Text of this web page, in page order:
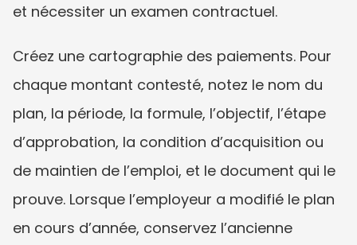
et nécessiter un examen contractuel.
Créez une cartographie des paiements. Pour
chaque montant contesté, notez le nom du
plan, la période, la formule, l’objectif, l’étape
d’approbation, la condition d’acquisition ou
de maintien de l’emploi, et le document qui le
prouve. Lorsque l’employeur a modifié le plan
en cours d’année, conservez l’ancienne